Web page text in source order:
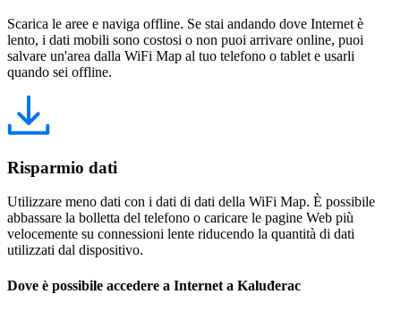
Scarica le aree e naviga offline. Se stai andando dove Internet è
lento, i dati mobili sono costosi o non puoi arrivare online, puoi
salvare un'area dalla WiFi Map al tuo telefono o tablet e usarli
quando sei offline.
Risparmio dati
Utilizzare meno dati con i dati di dati della WiFi Map. È possibile
abbassare la bolletta del telefono o caricare le pagine Web più
velocemente su connessioni lente riducendo la quantità di dati
utilizzati dal dispositivo.
Dove è possibile accedere a Internet a Kaluđerac